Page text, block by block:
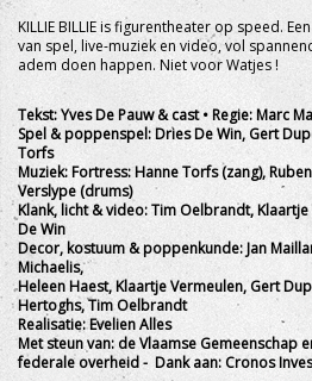
KILLIE BILLIE is figurentheater op speed.
van spel, live-muziek en video, vol
adem doen happen. Niet voor Watjes !
Tekst: Yves De Pauw & cast • Regie: Marc
Spel & poppenspel: Dries De Win, Gert
Torfs
Muziek: Fortress: Hanne Torfs (zang),
Verslype (drums)
Klank, licht & video: Tim Oelbrandt,
De Win
Decor, kostuum & poppenkunde: Jan
Michaelis,
Heleen Haest, Klaartje Vermeulen, Gert
Hertoghs, Tim Oelbrandt
Realisatie: Evelien Alles
Met steun van: de Vlaamse Gemeenschap
federale overheid- Dank aan: Cronos